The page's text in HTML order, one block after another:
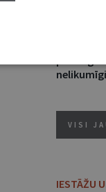
Stājas
par
VISI
IESTĀŽU